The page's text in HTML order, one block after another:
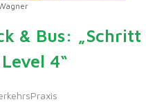
& Bus:
4“